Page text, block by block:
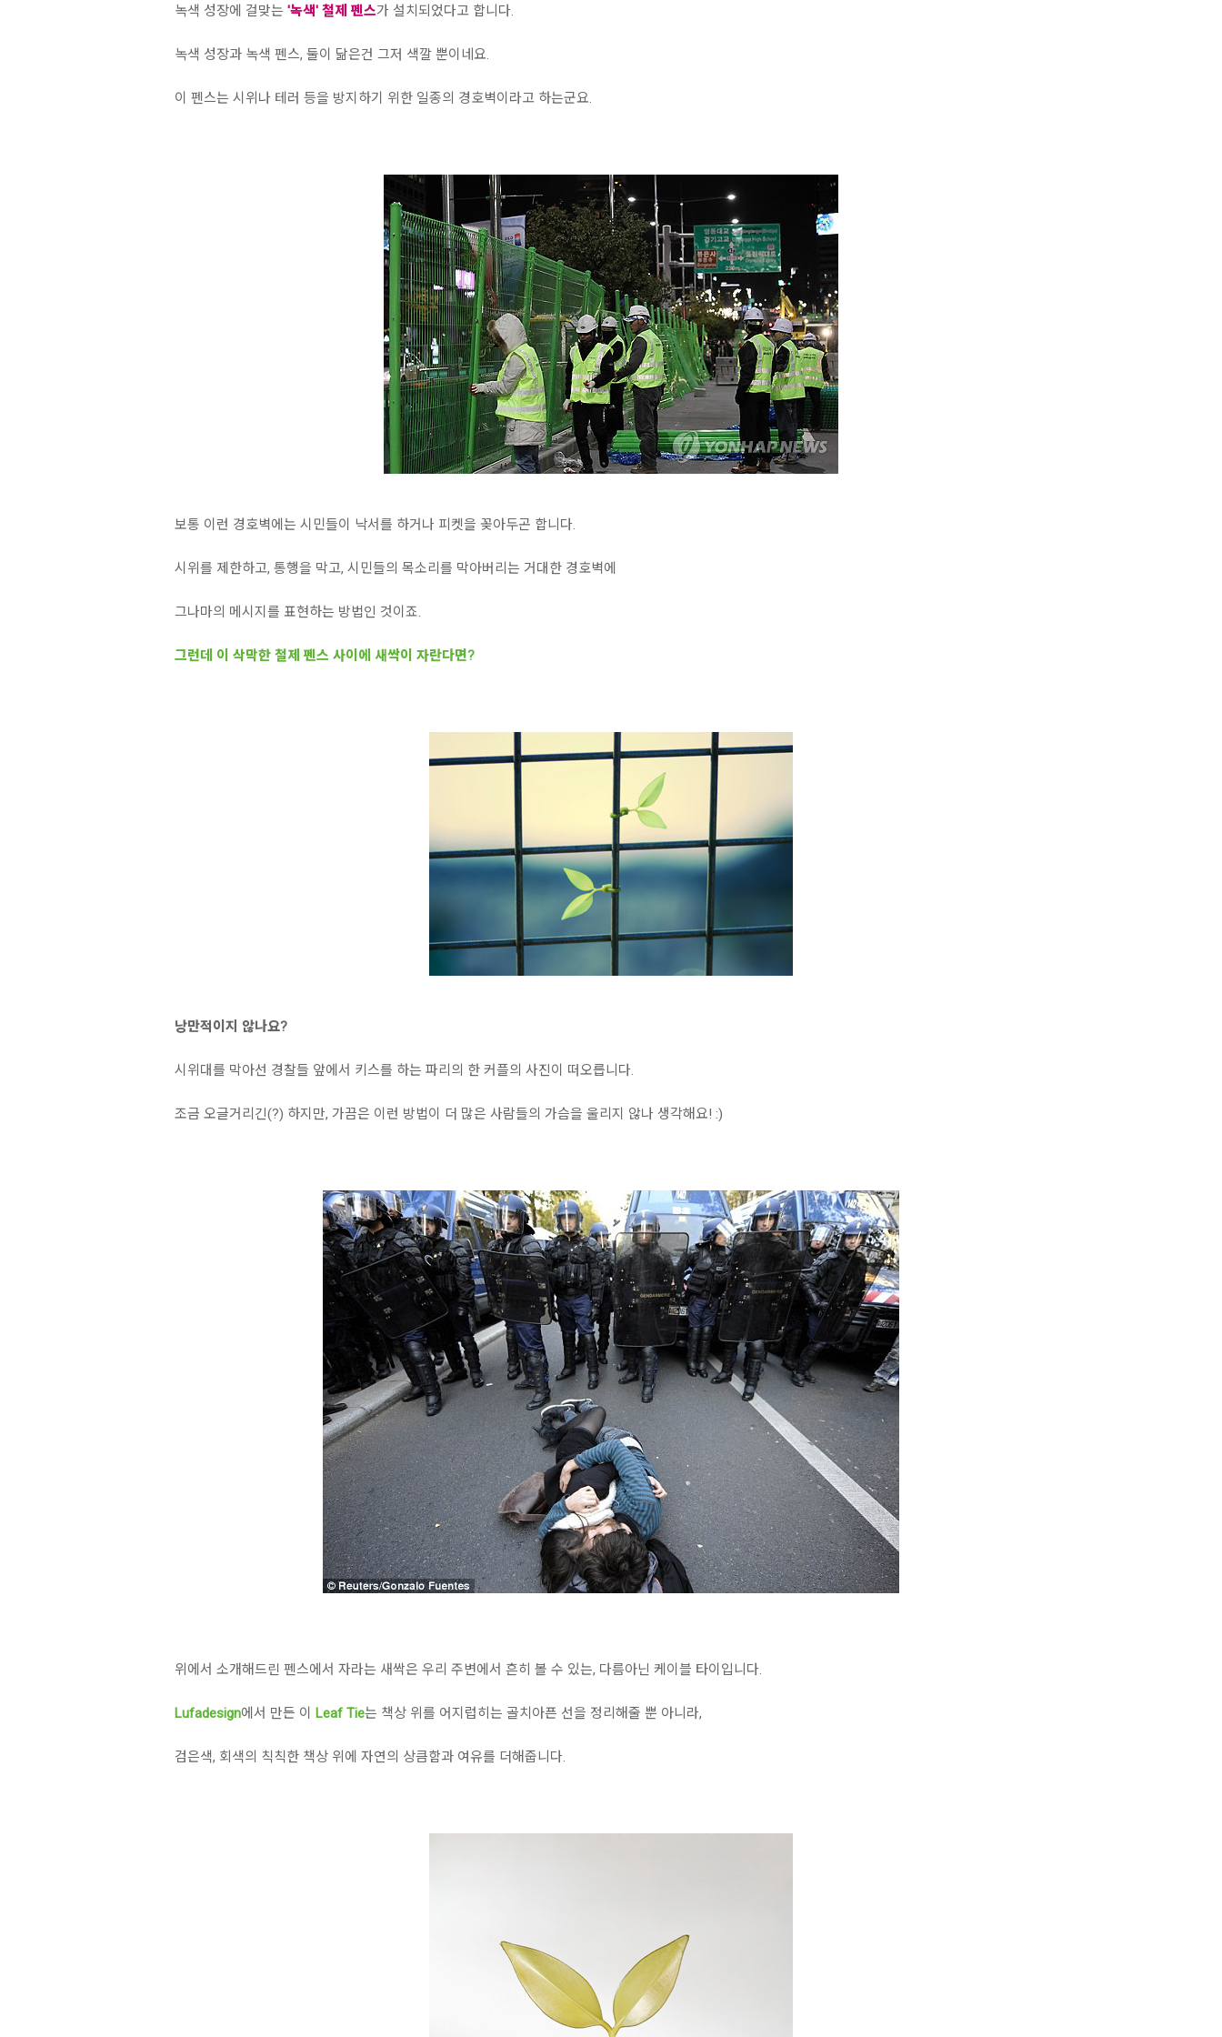
녹색 성장에 걸맞는 '녹색' 철제 펜스가 설치되었다고 합니다.
녹색 성장과 녹색 펜스, 둘이 닮은건 그저 색깔 뿐이네요.
이 펜스는 시위나 테러 등을 방지하기 위한 일종의 경호벽이라고 하는군요.
보통 이런 경호벽에는 시민들이 낙서를 하거나 피켓을 꽂아두곤 합니다.
시위를 제한하고, 통행을 막고, 시민들의 목소리를 막아버리는 거대한 경호벽에
그나마의 메시지를 표현하는 방법인 것이죠.
그런데 이 삭막한 철제 펜스 사이에 새싹이 자란다면?
낭만적이지 않나요?
시위대를 막아선 경찰들 앞에서 키스를 하는 파리의 한 커플의 사진이 떠오릅니다.
조금 오글거리긴(?) 하지만, 가끔은 이런 방법이 더 많은 사람들의 가슴을 울리지 않나 생각해요! :)
위에서 소개해드린 펜스에서 자라는 새싹은 우리 주변에서 흔히 볼 수 있는, 다름아닌 케이블 타이입니다.
Lufadesign에서 만든 이 Leaf Tie는 책상 위를 어지럽히는 골치아픈 선을 정리해줄 뿐 아니라,
검은색, 회색의 칙칙한 책상 위에 자연의 상큼함과 여유를 더해줍니다.